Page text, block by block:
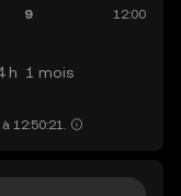
h 1 mois
12:50:21.